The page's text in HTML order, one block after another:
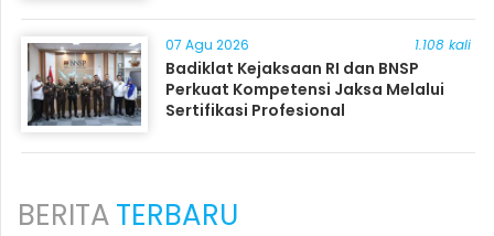
07 Agu 2026 1.108 kali
Badiklat Kejaksaan RI dan BNSP
Perkuat Kompetensi Jaksa Melalui
Sertifikasi Profesional
BERITATERBARU